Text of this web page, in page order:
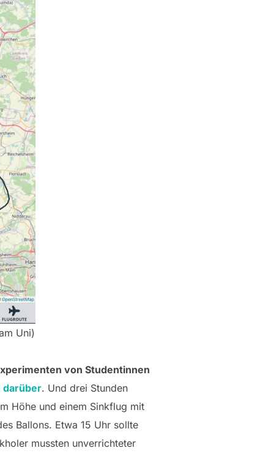
Uni)
von Studentinnen
darüber. Und drei Stunden
Höhe und einem Sinkflug mit
Ballons. Etwa 15 Uhr sollte
mussten unverrichteter